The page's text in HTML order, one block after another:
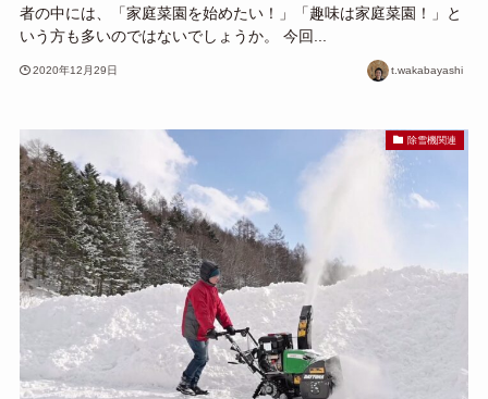
者の中には、「家庭菜園を始めたい！」「趣味は家庭菜園！」と
いう方も多いのではないでしょうか。 今回...
2020年12月29日 t.wakabayashi
除雪機関連